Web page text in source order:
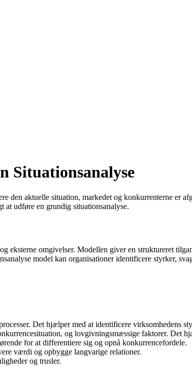
Situationsanalyse
den aktuelle situation, markedet og konkurrenterne er
udføre en grundig situationsanalyse.
eksterne omgivelser. Modellen giver en struktureret
model kan organisationer identificere styrker,
Det hjælper med at identificere virksomhedens
og lovgivningsmæssige faktorer. Det
for at differentiere sig og opnå konkurrencefordele.
værdi og opbygge langvarige relationer.
og trusler.